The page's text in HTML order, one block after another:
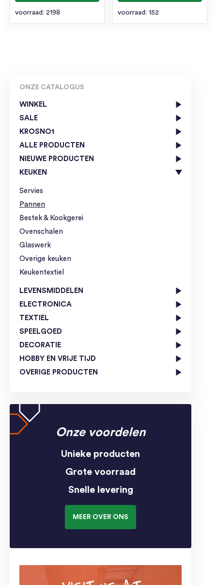
ONZE CATALOGUS
WINKEL
SALE
KROSNO1
ALLE PRODUCTEN
NIEUWE PRODUCTEN
KEUKEN
Servies
Pannen
Bestek & Kookgerei
Ovenschalen
Glaswerk
Overige keuken
Keukentextiel
LEVENSMIDDELEN
ELECTRONICA
TEXTIEL
SPEELGOED
DECORATIE
HOBBY EN VRIJE TIJD
OVERIGE PRODUCTEN
Onze voordelen
Unieke producten
Grote voorraad
Snelle levering
MEER OVER ONS
voorraad: 2198 voorraad: 152